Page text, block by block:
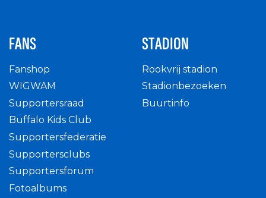
FANS
Fanshop
WIGWAM
Supportersraad
Buffalo Kids Club
Supportersfederatie
Supportersclubs
Supportersforum
Fotoalbums
STADION
Rookvrij stadion
Stadionbezoeken
Buurtinfo